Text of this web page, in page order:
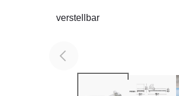
verstellbar